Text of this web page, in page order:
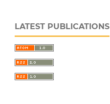
LATEST PUBLICATIONS